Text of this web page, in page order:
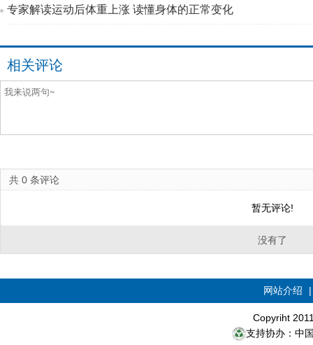
专家解读运动后体重上涨 读懂身体的正常变化
相关评论
共 0 条评论
暂无评论!
没有了
网站介绍
Copyriht
支持协办：中